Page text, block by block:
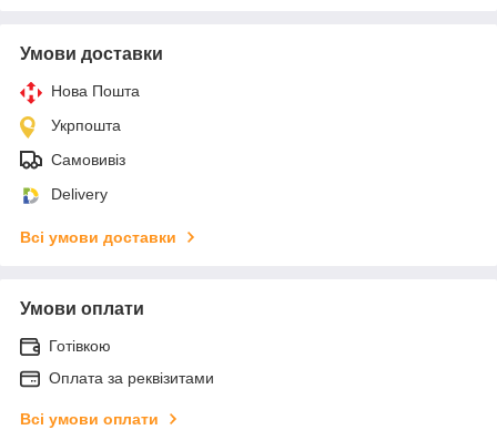
Умови доставки
Нова Пошта
Укрпошта
Самовивіз
Delivery
Всі умови доставки
Умови оплати
Готівкою
Оплата за реквізитами
Всі умови оплати